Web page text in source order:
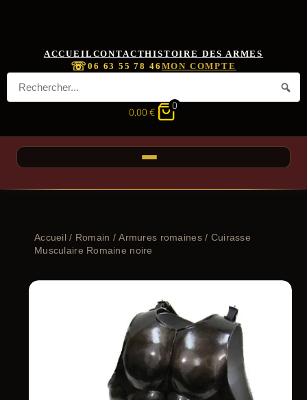
ACCUEIL CONTACTHISTOIRE DES ARMES
☏06 63 55 78 46 MON COMPTE
0,00 €
0
Accueil/ Romain /Armures romaines/ Cuirasse
Musculaire Romaine noire